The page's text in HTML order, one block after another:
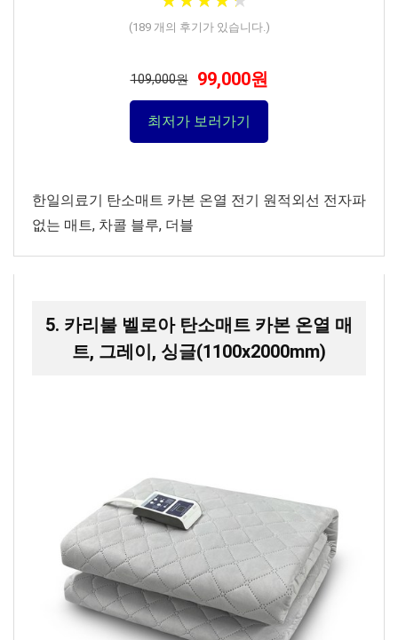
(189개의 후기가 있습니다.)
109,000원 99,000원
최저가 보러가기
한일의료기 탄소매트 카본 온열 전기 원적외선 전자파
없는 매트, 차콜 블루, 더블
5. 카리불 벨로아 탄소매트 카본 온열 매
트, 그레이, 싱글(1100x2000mm)